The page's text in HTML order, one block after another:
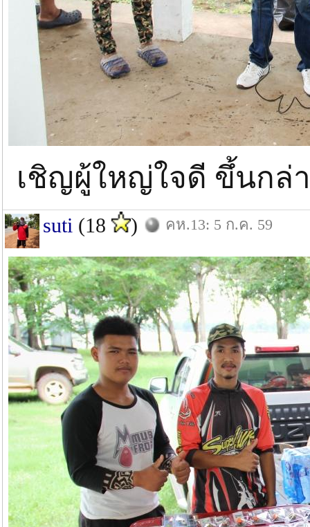
เชิญผู้ใหญ่ใจดี ขึ้นกล่
suti (18 ) คห.13: 5 ก.ค. 59